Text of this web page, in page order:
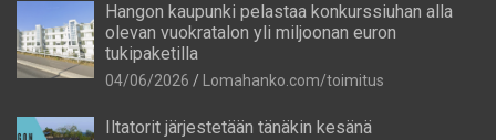
Hangon kaupunki pelastaa konkurssiuhan alla
olevan vuokratalon yli miljoonan euron
tukipaketilla
04/06/2026 Lomahanko.com/toimitus
Iltatorit järjestetään tänäkin kesänä